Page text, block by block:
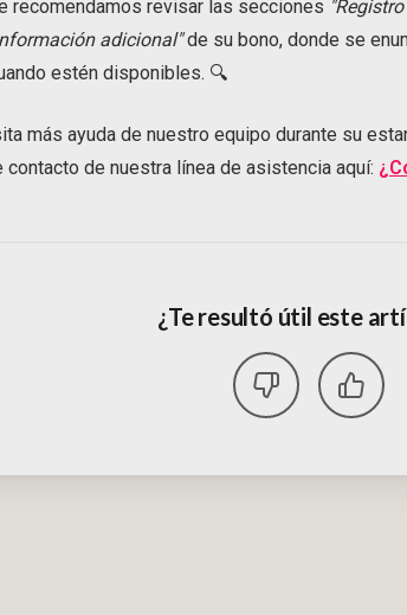
recomendamos revisar las secciones
adicional"de su bono, donde se
estén disponibles. 🔍
más ayuda de nuestro equipo durante su
contacto de nuestra línea de asistencia aquí:
¿Te resultó útil este